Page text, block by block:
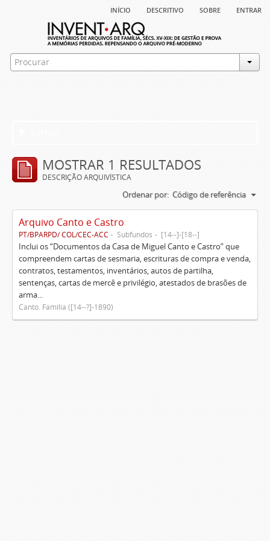
início descritivo sobre entrar
MOSTRAR 1 RESULTADOS
DESCRIÇÃO ARQUIVÍSTICA
Ordenar por: Código de referência
Arquivo Canto e Castro
PT/BPARPD/ COL/CEC-ACC Subfundos [14--]-[18--]
Inclui os “Documentos da Casa de Miguel Canto e Castro” que
compreendem cartas de sesmaria, escrituras de compra e venda,
contratos, testamentos, inventários, autos de partilha,
sentenças, cartas de mercê e privilégio, atestados de brasões de
arma...
Canto. Família ([14--?]-1890)